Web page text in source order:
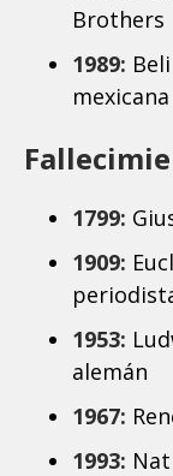
Brothers
1989:
1799:
1909:
1953:
alemán
1967:
1993: